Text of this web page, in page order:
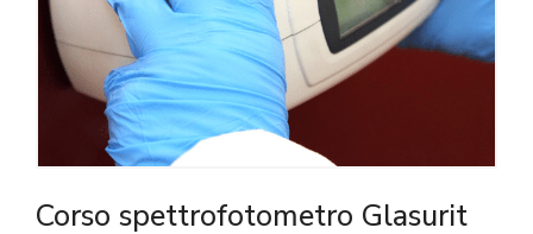
Corso spettrofotometro Glasurit